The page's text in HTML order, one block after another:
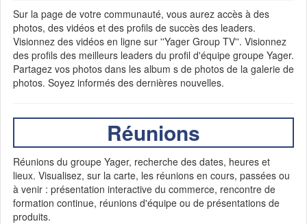
Sur la page de votre communauté, vous aurez accès à des
photos, des vidéos et des profils de succès des leaders.
Visionnez des vidéos en ligne sur ''Yager Group TV''. Visionnez
des profils des meilleurs leaders du profil d'équipe groupe Yager.
Partagez vos photos dans les album s de photos de la galerie de
photos. Soyez informés des dernières nouvelles.
Réunions
Réunions du groupe Yager, recherche des dates, heures et
lieux. Visualisez, sur la carte, les réunions en cours, passées ou
à venir : présentation interactive du commerce, rencontre de
formation continue, réunions d'équipe ou de présentations de
produits.